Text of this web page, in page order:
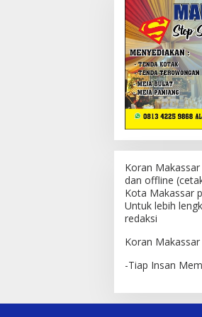
Koran
dan offline
Kota Makassar
Untuk lebih
redaksi
Koran
-Tiap Insan